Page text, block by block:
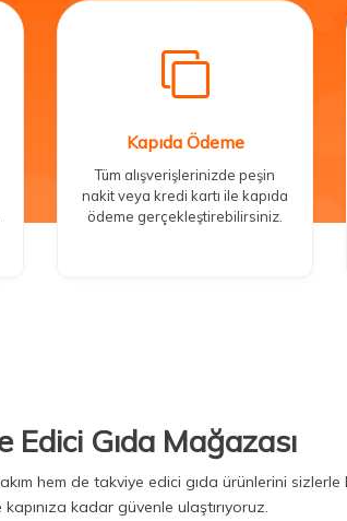
Kapıda Ödeme
Tüm alışverişlerinizde peşin
nakit veya kredi kartı ile kapıda
ödeme gerçekleştirebilirsiniz.
Gıda Mağazası
hem de takviye edici gıda ürünlerini
kadar güvenle ulaştırıyoruz.